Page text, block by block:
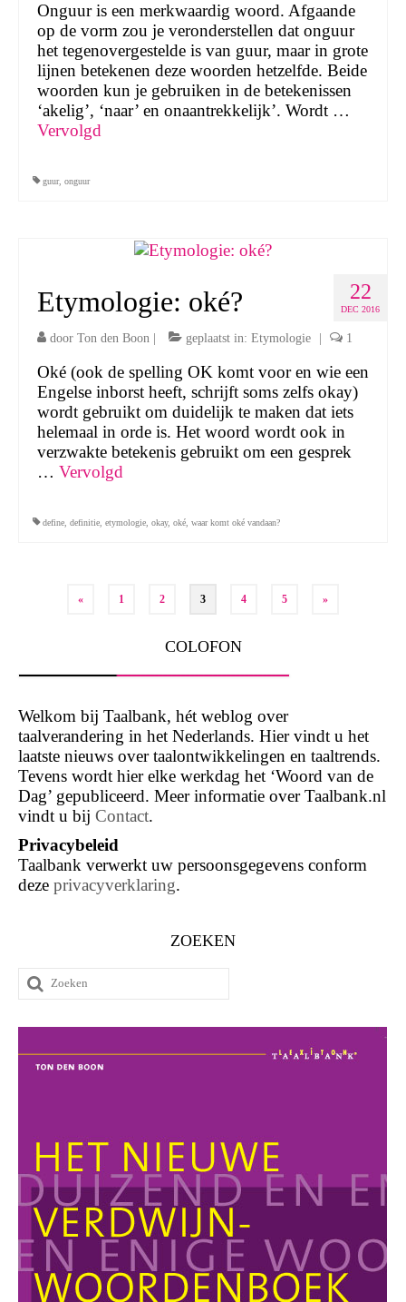
Onguur is een merkwaardig woord. Afgaande
op de vorm zou je veronderstellen dat onguur
het tegenovergestelde is van guur, maar in grote
lijnen betekenen deze woorden hetzelfde. Beide
woorden kun je gebruiken in de betekenissen
‘akelig’, ‘naar’ en onaantrekkelijk’. Wordt …
Vervolgd
guur, onguur
22
DEC 2016
Etymologie: oké?
door Ton den Boon geplaatst in: Etymologie 1
Oké (ook de spelling OK komt voor en wie een
Engelse inborst heeft, schrijft soms zelfs okay)
wordt gebruikt om duidelijk te maken dat iets
helemaal in orde is. Het woord wordt ook in
verzwakte betekenis gebruikt om een gesprek
… Vervolgd
define definitie etymologie okay, oké waar komt oké vandaan?
Berichten
« 1 2 3 4 5 »
COLOFON
Welkom bij Taalbank, hét weblog over
taalverandering in het Nederlands. Hier vindt u het
laatste nieuws over taalontwikkelingen en taaltrends.
Tevens wordt hier elke werkdag het ‘Woord van de
Dag’ gepubliceerd. Meer informatie over Taalbank.nl
vindt u bij Contact.
Privacybeleid
Taalbank verwerkt uw persoonsgegevens conform
deze privacyverklaring.
ZOEKEN
Zoeken
naar: